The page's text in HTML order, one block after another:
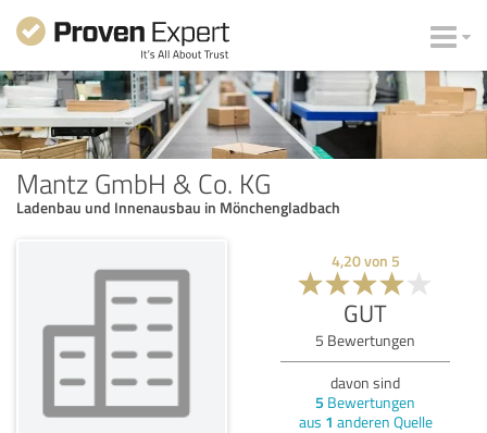
Mantz GmbH & Co. KG
Ladenbau und Innenausbau in Mönchengladbach
4,20von 5
GUT
5 Bewertungen
davon sind
5 Bewertungen
aus 1 anderen Quelle